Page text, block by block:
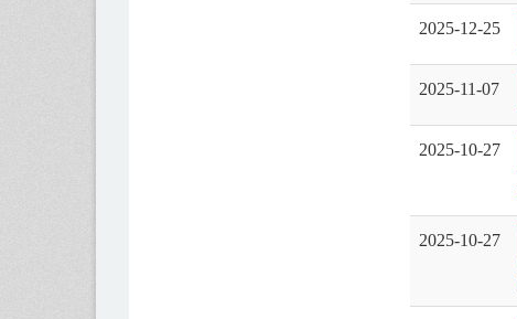
2025-12-25
2025-11-07
2025-10-27
2025-10-27